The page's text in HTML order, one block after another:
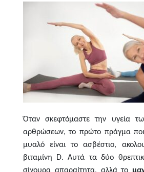
Όταν σκεφτόμαστε την υγεία
αρθρώσεων, το πρώτο πράγμα
μυαλό είναι το ασβέστιο,
βιταμίνη D. Αυτά τα δύο
σίγουρα απαραίτητα, αλλά το